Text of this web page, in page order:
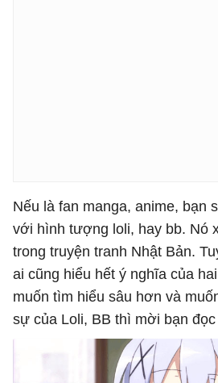
Nếu là fan manga, anime, bạn
với hình tượng loli, hay bb. Nó
trong truyện tranh Nhật Bản.
ai cũng hiểu hết ý nghĩa của
muốn tìm hiểu sâu hơn và
sự của Loli, BB thì mời bạn đọc